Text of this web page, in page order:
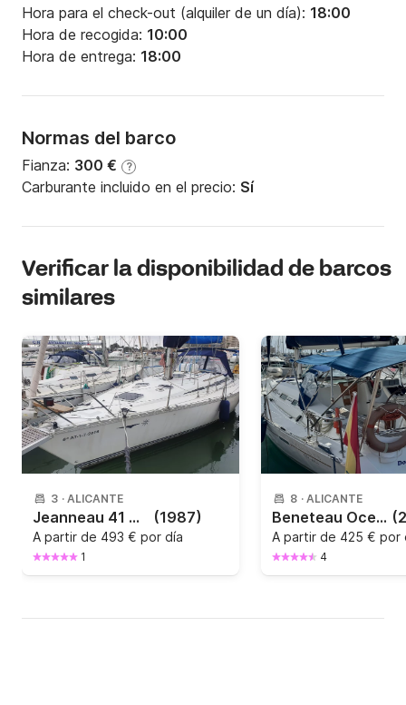
Hora para el check-out (alquiler de un día): 18:00
Hora de recogida: 10:00
Hora de entrega: 18:00
Normas del barco
Fianza: 300 € ?
Carburante incluido en el precio: Sí
Verificar la disponibilidad de barcos
similares
3 · ALICANTE
Jeanneau 41 Sun Legend (1987)
A partir de 493 € por día
1
8 · ALICANTE
Beneteau Oceanis Clipper 393
A partir de 425 € por
4